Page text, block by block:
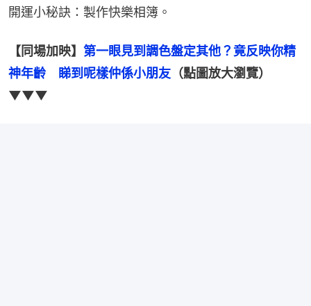
開運小秘訣：製作快樂相簿。
【同場加映】 第一眼見到調色盤定其他？竟反映你精
神年齡　睇到呢樣仲係小朋友 （點圖放大瀏覽）
▼▼▼